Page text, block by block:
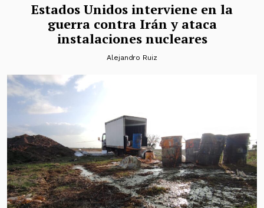
Estados Unidos interviene en la
guerra contra Irán y ataca
instalaciones nucleares
Alejandro Ruiz